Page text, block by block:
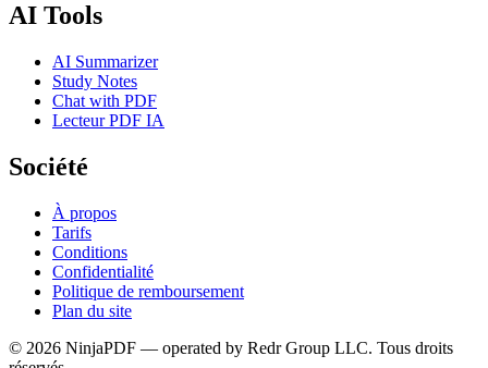
AI Tools
AI Summarizer
Study Notes
Chat with PDF
Lecteur PDF IA
Société
À propos
Tarifs
Conditions
Confidentialité
Politique de remboursement
Plan du site
© 2026 NinjaPDF — operated by Redr Group LLC. Tous droits